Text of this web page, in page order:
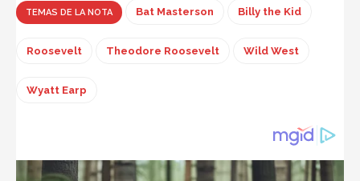
TEMAS DE LA NOTA Bat Masterson Billy the Kid
Roosevelt Theodore Roosevelt Wild West
Wyatt Earp